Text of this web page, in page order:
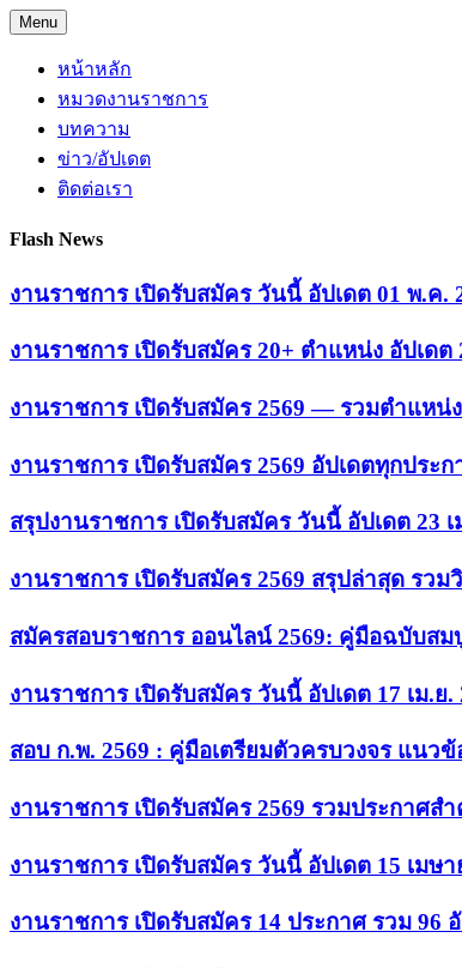
Skip
to
content
Menu
หน้าหลัก
หมวดงานราชการ
บทความ
ข่าว/อัปเดต
ติดต่อเรา
Flash News
งานราชการ เปิดรับสมัคร วันนี้ อัปเดต 01 พ.ค.
งานราชการ เปิดรับสมัคร 20+ ตำแหน่ง อัปเด
งานราชการ เปิดรับสมัคร 2569 — รวมตำแหน่
งานราชการ เปิดรับสมัคร 2569 อัปเดตทุกประก
สรุปงานราชการ เปิดรับสมัคร วันนี้ อัปเดต 23
งานราชการ เปิดรับสมัคร 2569 สรุปล่าสุด รว
สมัครสอบราชการ ออนไลน์ 2569: คู่มือฉบับส
งานราชการ เปิดรับสมัคร วันนี้ อัปเดต 17 เม.
สอบ ก.พ. 2569 : คู่มือเตรียมตัวครบวงจร แนว
งานราชการ เปิดรับสมัคร 2569 รวมประกาศ
งานราชการ เปิดรับสมัคร วันนี้ อัปเดต 15 เมษ
งานราชการ เปิดรับสมัคร 14 ประกาศ รวม 96